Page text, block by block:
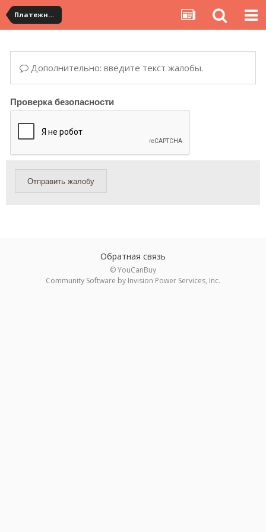
Платежная система ALIPAY и оплата банковскими картами
Дополнительно: введите текст жалобы.
Проверка безопасности
Отправить жалобу
Обратная связь
© YouCanBuy
Community Software by Invision Power Services, Inc.